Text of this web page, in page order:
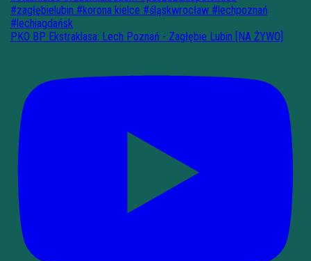
PKO BP Ekstraklasa: Lech Poznań - Zagłębie Lubin [NA ŻYWO]